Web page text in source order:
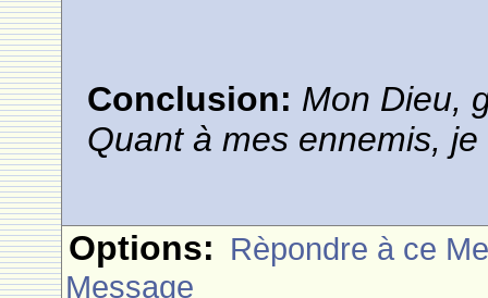
Conclusion: Mon Dieu,
Quant à mes ennemis,
Options: Rèpondre à ce
Message